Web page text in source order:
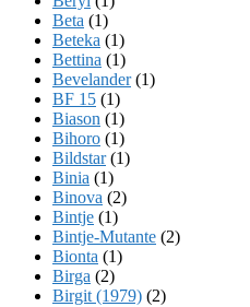
Beta (1)
Beteka (1)
Bettina (1)
Bevelander(1)
BF 15 (1)
Biason (1)
Bihoro (1)
Bildstar(1)
Binia (1)
Binova (2)
Bintje (1)
Bintje-Mutante (2)
Bionta (1)
Birga (2)
Birgit (1979) (2)